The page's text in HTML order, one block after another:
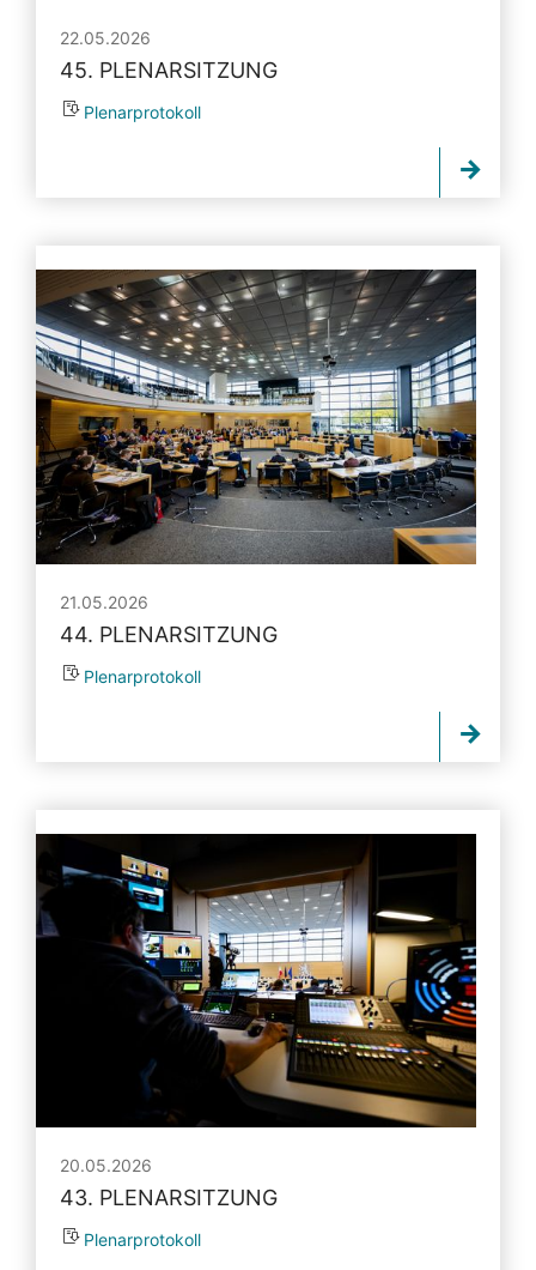
22.05.2026
45. PLENARSITZUNG
Plenarprotokoll
21.05.2026
44. PLENARSITZUNG
Plenarprotokoll
20.05.2026
43. PLENARSITZUNG
Plenarprotokoll